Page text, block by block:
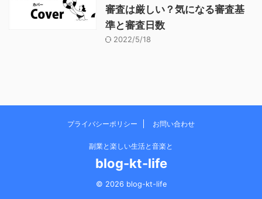
審査は厳しい？気になる審査基
準と審査日数
2022/5/18
プライバシーポリシー お問い合わせ
副業と楽しい生活と音楽と
blog-kt-life
© 2026 blog-kt-life